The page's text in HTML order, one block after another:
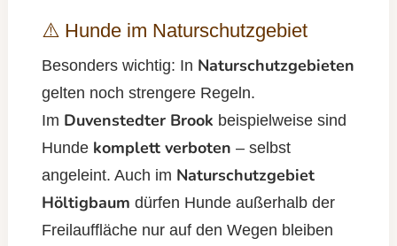
⚠️ Hunde im Naturschutzgebiet
Besonders wichtig: In Naturschutzgebieten
gelten noch strengere Regeln.
Im Duvenstedter Brook beispielweise sind
Hunde komplett verboten – selbst
angeleint. Auch im Naturschutzgebiet
Höltigbaum dürfen Hunde außerhalb der
Freilauffläche nur auf den Wegen bleiben